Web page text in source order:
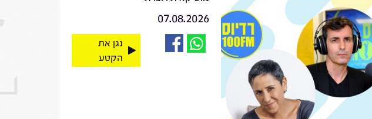
07.08.2026
נגן את
הקטע